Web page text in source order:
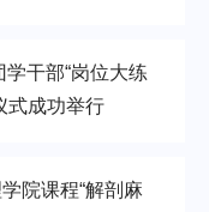
干部“岗位大练
式成功举行
院课程“解剖麻